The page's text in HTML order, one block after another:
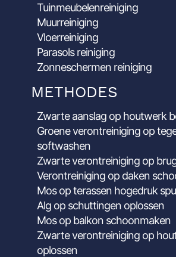
Tuinmeubelenreiniging
Muurreiniging
Vloerreiniging
Parasols reiniging
Zonneschermen reiniging
METHODES
Zwarte aanslag op houtwerk
Groene verontreiniging op
softwashen
Zwarte verontreiniging op
Verontreiniging op daken
Mos op terassen hogedruk
Alg op schuttingen oplossen
Mos op balkon schoonmaken
Zwarte verontreiniging op
oplossen